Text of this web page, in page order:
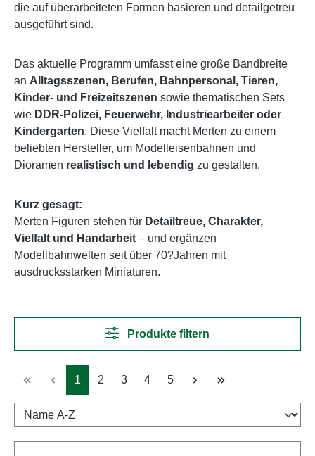
die auf überarbeiteten Formen basieren und detailgetreu
ausgeführt sind.
Das aktuelle Programm umfasst eine große Bandbreite
an Alltagsszenen, Berufen, Bahnpersonal, Tieren,
Kinder- und Freizeitszenen sowie thematischen Sets
wie DDR-Polizei, Feuerwehr, Industriearbeiter oder
Kindergarten. Diese Vielfalt macht Merten zu einem
beliebten Hersteller, um Modelleisenbahnen und
Dioramen realistisch und lebendig zu gestalten.
Kurz gesagt:
Merten Figuren stehen für Detailtreue, Charakter,
Vielfalt und Handarbeit – und ergänzen
Modellbahnwelten seit über 70?Jahren mit
ausdrucksstarken Miniaturen.
Produkte filtern
Seite
1 Seite
2 Seite
3 Seite
4 Seite
5